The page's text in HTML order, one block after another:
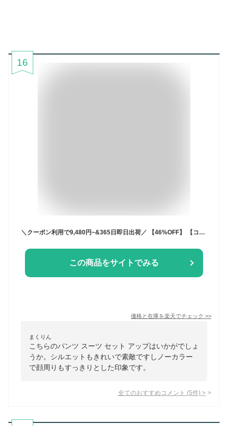
16
＼クーポン利用で9,480円~&365日即日出荷／ 【46%OFF】 【コサージュ付き】 スーツ レディース セレモニー フォーマル ママスーツ ストレッチ 洗える パンツ ビジネス オフィス ネイビー 黒 大きいサイズ 入学式 入園式 卒業式 卒園式 試着チケット対象
この商品をサイトでみる
価格と在庫を楽天でチェック >>
まくりん
こちらのパンツ スーツ セット アップはいかがでしょ
うか。シルエットもきれいで素敵ですしノーカラー
で顔周りもすっきりとした印象です。
全てのおすすめコメント (5件) >